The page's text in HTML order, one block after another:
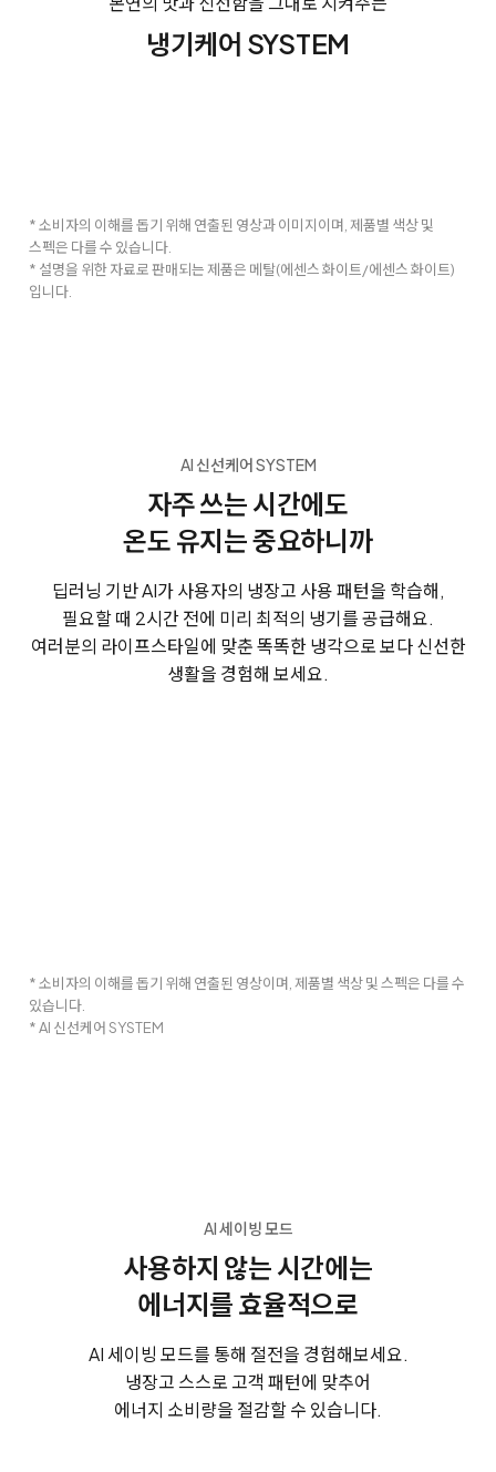
냉기케어 SYSTEM
* 소비자의 이해를 돕기 위해 연출된 영상과 이미지이며, 제품별 색상 및
스펙은 다를 수 있습니다.
* 설명을 위한 자료로 판매되는 제품은 메탈(에센스 화이트/에센스 화이트)
입니다.
AI 신선케어 SYSTEM
자주 쓰는 시간에도
온도 유지는 중요하니까
딥러닝 기반 AI가 사용자의 냉장고 사용 패턴을 학습해,
필요할 때 2시간 전에 미리 최적의 냉기를 공급해요.
여러분의 라이프스타일에 맞춘 똑똑한 냉각으로 보다 신선한
생활을 경험해 보세요.
* 소비자의 이해를 돕기 위해 연출된 영상이며, 제품별 색상 및 스펙은 다를 수
있습니다.
* AI 신선케어 SYSTEM
AI 세이빙 모드
사용하지 않는 시간에는
에너지를 효율적으로
AI 세이빙 모드를 통해 절전을 경험해보세요.
냉장고 스스로 고객 패턴에 맞추어
에너지 소비량을 절감할 수 있습니다.